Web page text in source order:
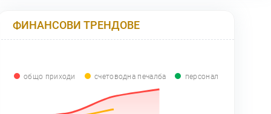
ФИНАНСОВИ ТРЕНДОВЕ
общо приходи счетоводна печалба персонал